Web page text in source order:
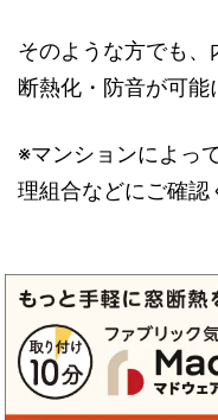
そのような方でも
断熱化・防音が可能
※マンションによっ
理組合などにご確認